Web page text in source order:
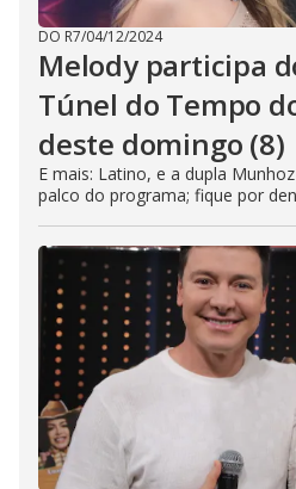
DO R7/04/12/2024
Melody participa
Túnel do Tempo
deste domingo (8)
E mais: Latino, e a dupla
palco do programa; fique por